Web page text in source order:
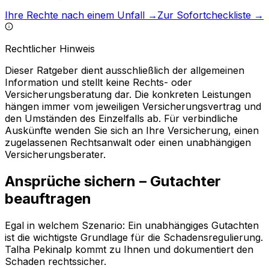
Ihre Rechte nach einem Unfall → Zur Sofortcheckliste →
Rechtlicher Hinweis
Dieser Ratgeber dient ausschließlich der allgemeinen
Information und stellt keine Rechts- oder
Versicherungsberatung dar. Die konkreten Leistungen
hängen immer vom jeweiligen Versicherungsvertrag und
den Umständen des Einzelfalls ab. Für verbindliche
Auskünfte wenden Sie sich an Ihre Versicherung, einen
zugelassenen Rechtsanwalt oder einen unabhängigen
Versicherungsberater.
Ansprüche sichern – Gutachter
beauftragen
Egal in welchem Szenario: Ein unabhängiges Gutachten
ist die wichtigste Grundlage für die Schadensregulierung.
Talha Pekinalp kommt zu Ihnen und dokumentiert den
Schaden rechtssicher.